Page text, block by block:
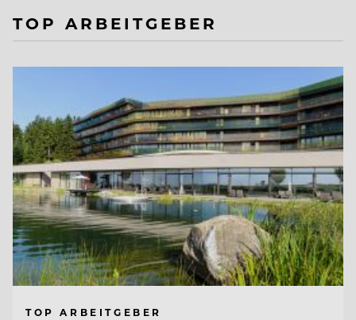
TOP ARBEITGEBER
TOP ARBEITGEBER